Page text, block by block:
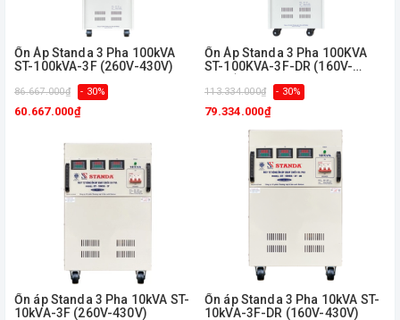
Ổn Áp Standa 3 Pha 100kVA
ST-100kVA-3F (260V-430V)
86.667.000₫ - 30%
60.667.000₫
Ổn Áp Standa 3 Pha 100KVA
ST-100KVA-3F-DR (160V-
113.334.000₫ - 30%
79.334.000₫
Ổn áp Standa 3 Pha 10kVA ST-
10kVA-3F (260V-430V)
Ổn áp Standa 3 Pha 10kVA ST-
10kVA-3F-DR (160V-430V)